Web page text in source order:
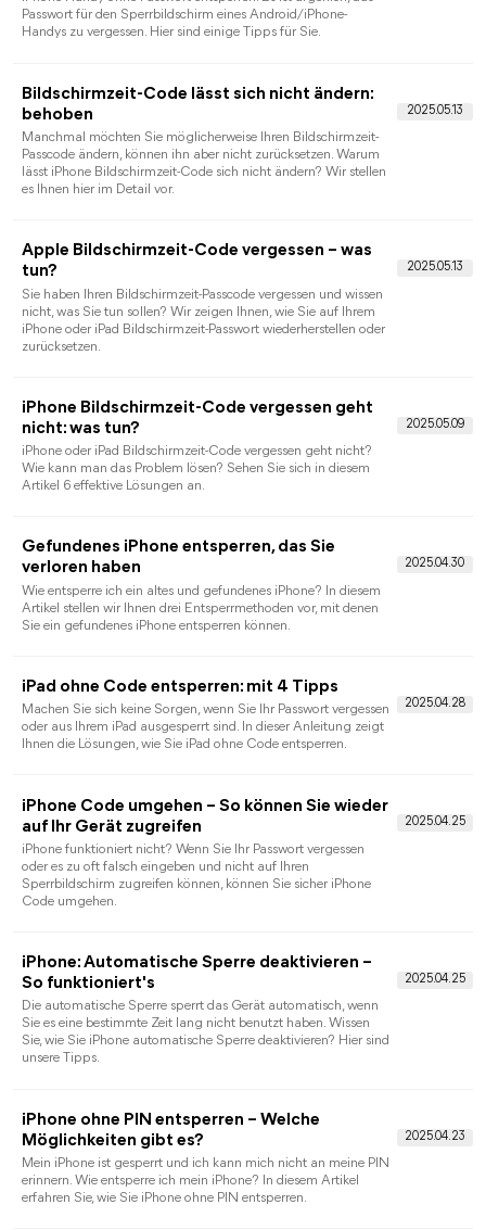
dieser Artikel zeigt Ihnen 7 Möglichkeiten, mit der Situation
umzugehen, in der Sie Ihr iPhone aufgrund eines Ausfalls des
iPad-Code vergessen – iPad mit iPhone
entsperren: funktionierende Methoden im
Überblick
Artikel erfahren Sie, welche offiziellen Apple-Methoden wirklich
funktionieren und worauf Sie achten müssen, um Datenverlust
zu vermeiden.
wirklich?
Ist es möglich, ein iPhone mit Siri zu entsperren? In diesem
Artikel erklären wir ehrlich, wie Sie ein gesperrtes iPhone sicher
wieder entsperren können.
iCloud-Sperre entfernen ohne Apple ID – Was
ist möglich ?
Viele Nutzer stehen vor dem Problem einer aktivierten iCloud-
Sperre, haben jedoch keinen Zugriff mehr auf ihre Apple ID.
offiziellen Wege Apple anbietet.
Umfassender Leitfaden zur Entsperrung
In diesem ausführlichen Ratgeber erfahren Sie Schritt für
Schritt, warum ein iPhone gesperrt wird, welche Sperrarten es
gibt und vor allem, welche realistischen Möglichkeiten
bestehen, ein gesperrtes iPhone wieder zu entsperren.
Apple-ID aus Sicherheitsgründen gesperrt -
Ursachen & Lösungen
Wird Ihre Apple-ID aus Sicherheitsgründen gesperrt, sind
wichtige Apple-Dienste nicht mehr nutzbar. In diesem
erklären wir die häufigsten Ursachen und zeigen Ihnen
Zugriff auf E-Mail oder Telefonnummer.
iPad durch Eigentümer gesperrt: Was